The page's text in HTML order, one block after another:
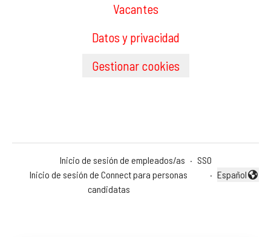
Vacantes
Datos y privacidad
Gestionar cookies
Inicio de sesión de empleados/as · SSO
Inicio de sesión de Connect para personas
candidatas
·
Cambiar
Español